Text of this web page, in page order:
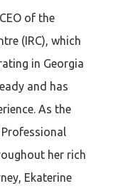
of the
(IRC), which
in Georgia
and has
As the
her rich
Ekaterine